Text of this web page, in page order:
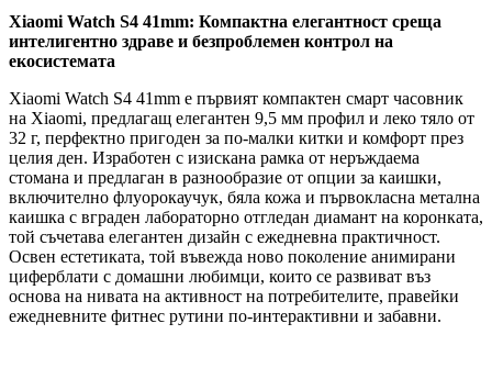
Xiaomi Watch S4 41mm: Компактна елегантност среща
интелигентно здраве и безпроблемен контрол на
екосистемата
Xiaomi Watch S4 41mm е първият компактен смарт часовник
на Xiaomi, предлагащ елегантен 9,5 мм профил и леко тяло от
32 г, перфектно пригоден за по-малки китки и комфорт през
целия ден. Изработен с изискана рамка от неръждаема
стомана и предлаган в разнообразие от опции за каишки,
включително флуорокаучук, бяла кожа и първокласна метална
каишка с вграден лабораторно отгледан диамант на коронката,
той съчетава елегантен дизайн с ежедневна практичност.
Освен естетиката, той въвежда ново поколение анимирани
циферблати с домашни любимци, които се развиват въз
основа на нивата на активност на потребителите, правейки
ежедневните фитнес рутини по-интерактивни и забавни.